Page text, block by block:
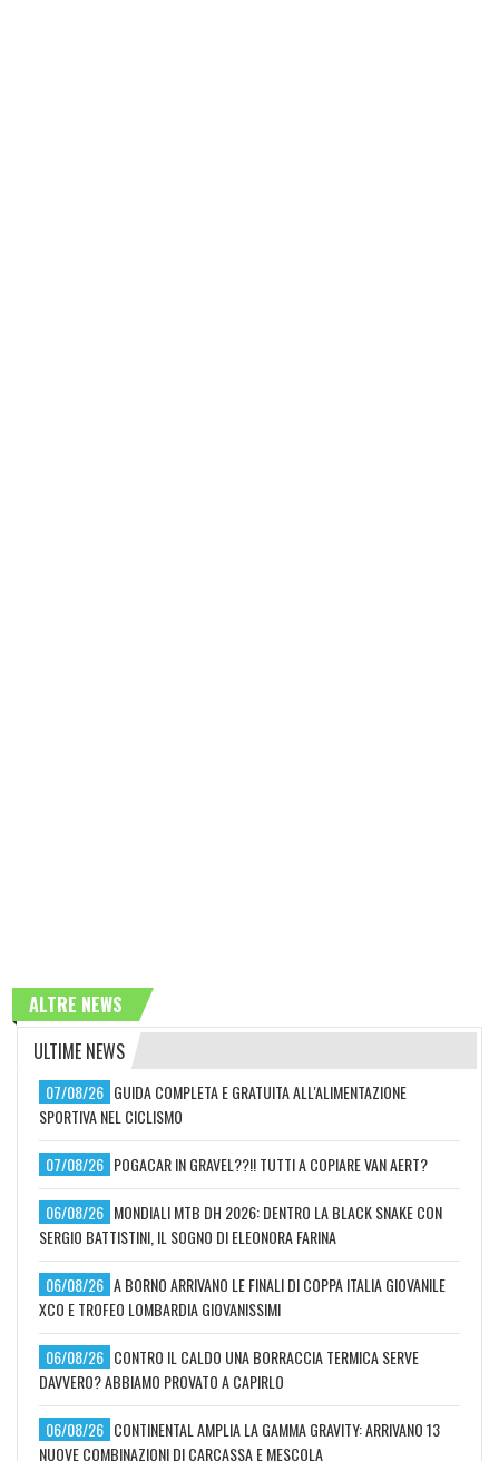
ALTRE NEWS
ULTIME NEWS
07/08/26 GUIDA COMPLETA E GRATUITA ALL'ALIMENTAZIONE
SPORTIVA NEL CICLISMO
07/08/26 POGACAR IN GRAVEL??!! TUTTI A COPIARE VAN AERT?
06/08/26 MONDIALI MTB DH 2026: DENTRO LA BLACK SNAKE CON
SERGIO BATTISTINI, IL SOGNO DI ELEONORA FARINA
06/08/26 A BORNO ARRIVANO LE FINALI DI COPPA ITALIA GIOVANILE
XCO E TROFEO LOMBARDIA GIOVANISSIMI
06/08/26 CONTRO IL CALDO UNA BORRACCIA TERMICA SERVE
DAVVERO? ABBIAMO PROVATO A CAPIRLO
06/08/26 CONTINENTAL AMPLIA LA GAMMA GRAVITY: ARRIVANO 13
NUOVE COMBINAZIONI DI CARCASSA E MESCOLA